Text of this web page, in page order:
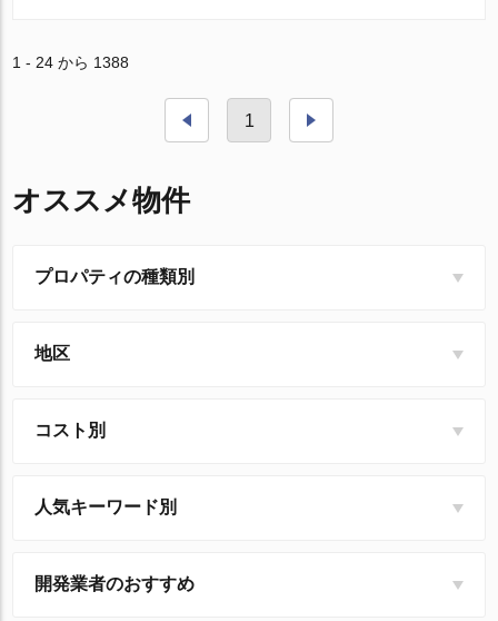
1 - 24 から 1388
1
オススメ物件
プロパティの種類別
地区
コスト別
人気キーワード別
開発業者のおすすめ